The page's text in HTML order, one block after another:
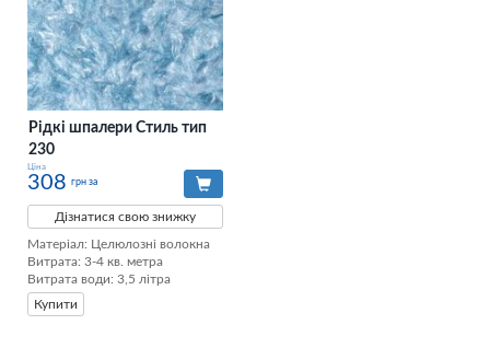
Рідкі шпалери Стиль тип
230
Ціна
308 грн за
Дізнатися свою знижку
Матеріал: Целюлозні волокна
Витрата: 3-4 кв. метра
Витрата води: 3,5 літра
Купити